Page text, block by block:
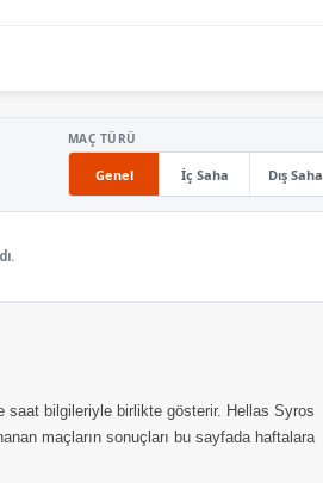
MAÇ TÜRÜ
Genel İç Saha Dış Saha
saat bilgileriyle birlikte gösterir. Hellas Syros
maçların sonuçları bu sayfada haftalara